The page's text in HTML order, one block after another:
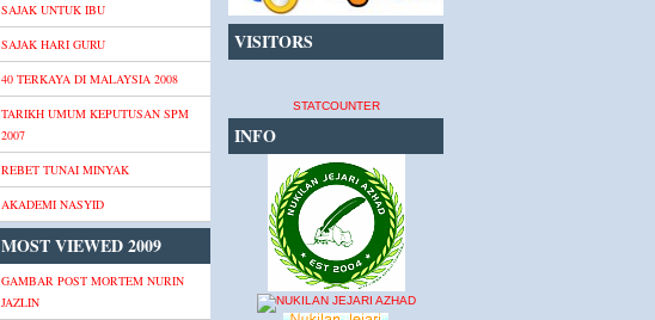
SAJAK UNTUK IBU
SAJAK HARI GURU
40 TERKAYA DI MALAYSIA 2008
TARIKH UMUM KEPUTUSAN SPM
2007
REBET TUNAI MINYAK
AKADEMI NASYID
MOST VIEWED 2009
GAMBAR POST MORTEM NURIN
JAZLIN
VISITORS
STATCOUNTER
INFO